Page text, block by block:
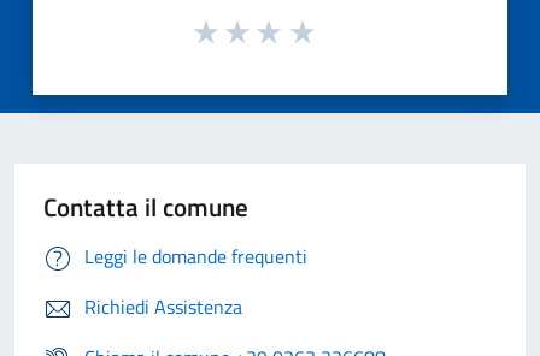
Contatta il comune
Leggi le domande frequenti
Richiedi Assistenza